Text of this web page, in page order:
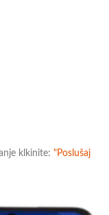
klkinite: "Poslušaj